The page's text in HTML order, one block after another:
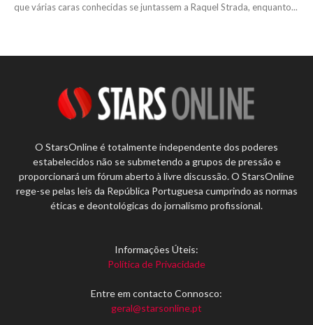
que várias caras conhecidas se juntassem a Raquel Strada, enquanto...
O StarsOnline é totalmente independente dos poderes
estabelecidos não se submetendo a grupos de pressão e
proporcionará um fórum aberto à livre discussão. O StarsOnline
rege-se pelas leis da República Portuguesa cumprindo as normas
éticas e deontológicas do jornalismo profissional.
Informações Úteis:
Política de Privacidade
Entre em contacto Connosco:
geral@starsonline.pt